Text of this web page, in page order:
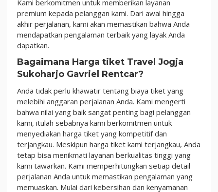
Kami berkomitmen untuk memberikan layanan
premium kepada pelanggan kami. Dari awal hingga
akhir perjalanan, kami akan memastikan bahwa Anda
mendapatkan pengalaman terbaik yang layak Anda
dapatkan.
Bagaimana Harga tiket Travel Jogja
Sukoharjo Gavriel Rentcar?
Anda tidak perlu khawatir tentang biaya tiket yang
melebihi anggaran perjalanan Anda. Kami mengerti
bahwa nilai yang baik sangat penting bagi pelanggan
kami, itulah sebabnya kami berkomitmen untuk
menyediakan harga tiket yang kompetitif dan
terjangkau. Meskipun harga tiket kami terjangkau, Anda
tetap bisa menikmati layanan berkualitas tinggi yang
kami tawarkan. Kami memperhitungkan setiap detail
perjalanan Anda untuk memastikan pengalaman yang
memuaskan. Mulai dari kebersihan dan kenyamanan